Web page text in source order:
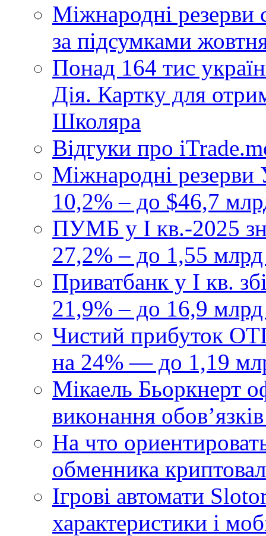
Міжнародні
за підсумками
Понад 164 тис
Дія. Картку для
Школяра
Відгуки про
Міжнародні резерви
10,2% – до $46,7
ПУМБ у I кв.-2025
27,2% – до 1,55
Приватбанк у І кв.
21,9% – до 16,9
Чистий прибуток
на 24% — до 1,19
Мікаель Бьоркнерт
виконання
На что
обменника
Ігрові автомати
характеристики і